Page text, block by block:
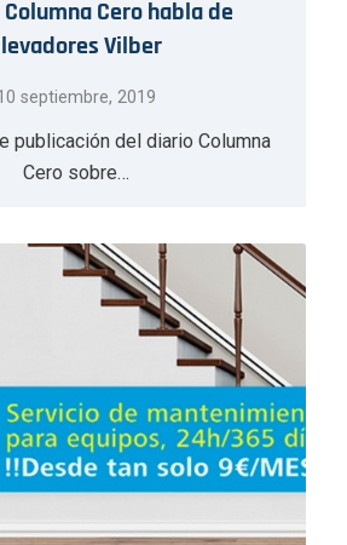
Cero habla de
Vilber
septiembre, 2019
publicación del diario Columna
Cero sobre…